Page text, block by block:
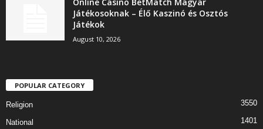
Játékosoknak – Élő Kaszinó és Osztós
Játékok
August 10, 2026
POPULAR CATEGORY
Religion 3550
National 1401